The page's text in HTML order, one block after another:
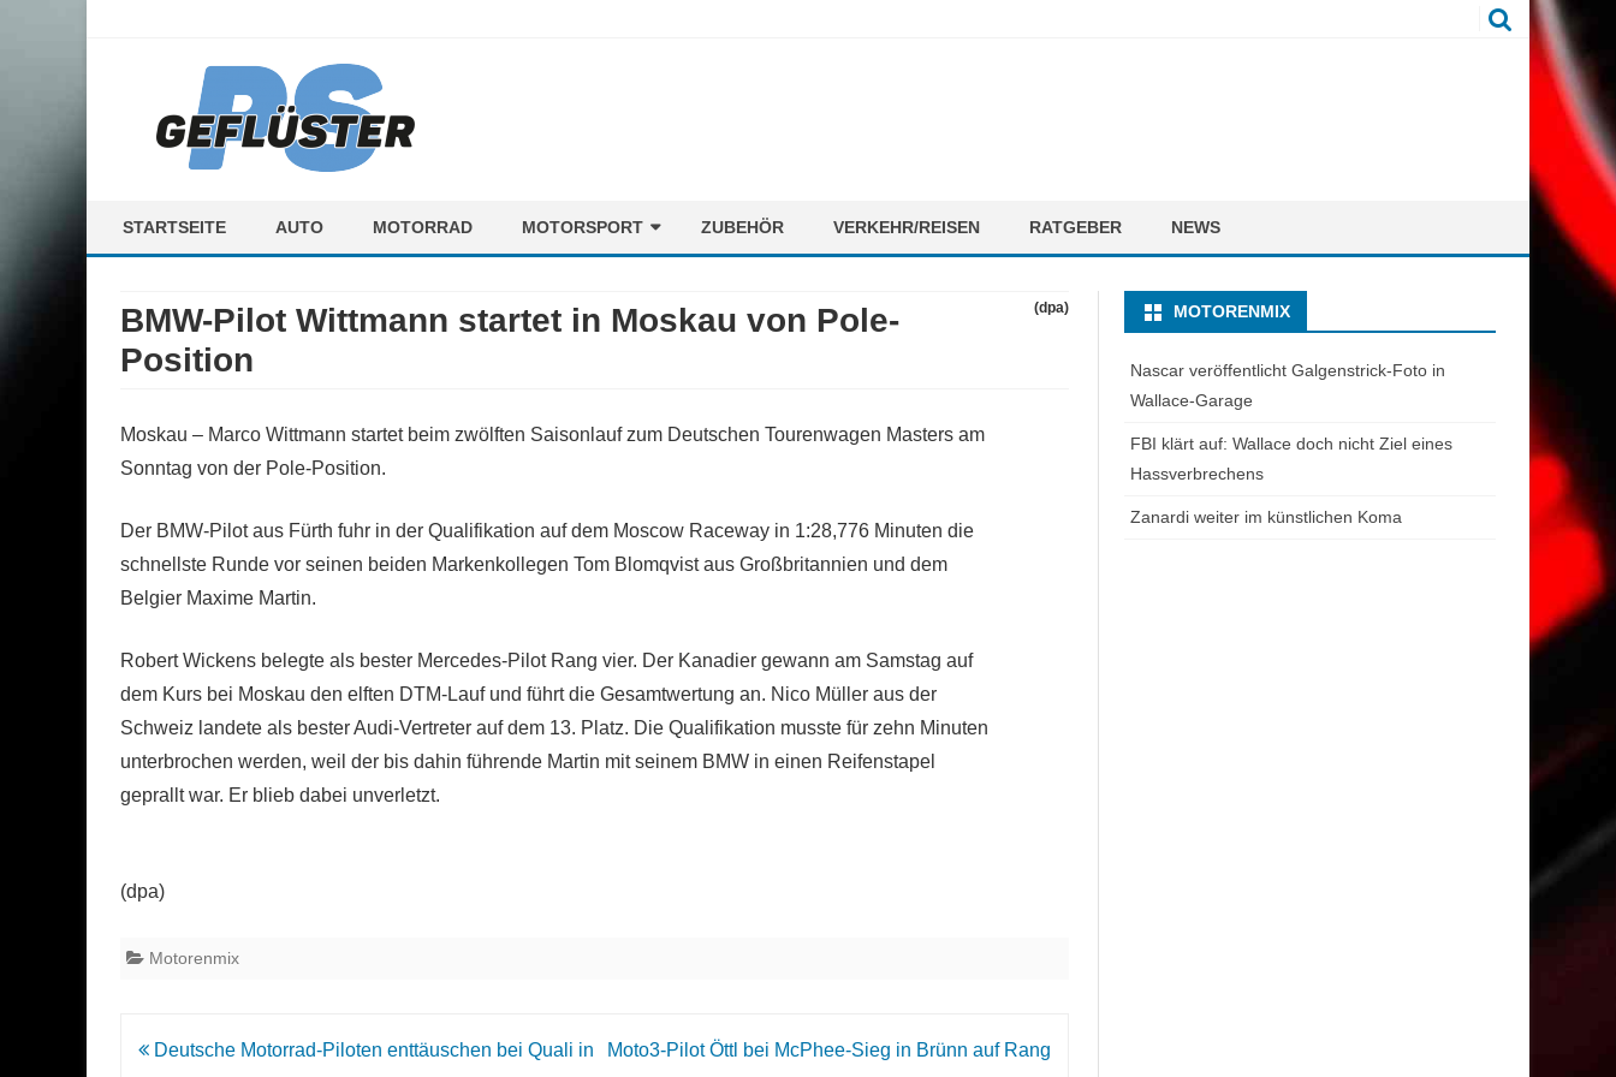
STARTSEITE AUTO MOTORRAD MOTORSPORT
FAHRER
MOTORENMIX
ZUBEHÖR VERKEHR/REISEN RATGEBER NEWS
BMW-Pilot Wittmann startet in Moskau von Pole-
Position
(dpa)
Moskau – Marco Wittmann startet beim zwölften Saisonlauf zum Deutschen Tourenwagen Masters am
Sonntag von der Pole-Position.
Der BMW-Pilot aus Fürth fuhr in der Qualifikation auf dem Moscow Raceway in 1:28,776 Minuten die
schnellste Runde vor seinen beiden Markenkollegen Tom Blomqvist aus Großbritannien und dem
Belgier Maxime Martin.
Robert Wickens belegte als bester Mercedes-Pilot Rang vier. Der Kanadier gewann am Samstag auf
dem Kurs bei Moskau den elften DTM-Lauf und führt die Gesamtwertung an. Nico Müller aus der
Schweiz landete als bester Audi-Vertreter auf dem 13. Platz. Die Qualifikation musste für zehn Minuten
unterbrochen werden, weil der bis dahin führende Martin mit seinem BMW in einen Reifenstapel
geprallt war. Er blieb dabei unverletzt.
(dpa)
Motorenmix
Beitrags-
Deutsche Motorrad-Piloten enttäuschen bei Quali in Moto3-Pilot Öttl bei McPhee-Sieg in Brünn auf Rang
MOTORENMIX
Nascar veröffentlicht Galgenstrick-Foto in
Wallace-Garage
FBI klärt auf: Wallace doch nicht Ziel eines
Hassverbrechens
Zanardi weiter im künstlichen Koma